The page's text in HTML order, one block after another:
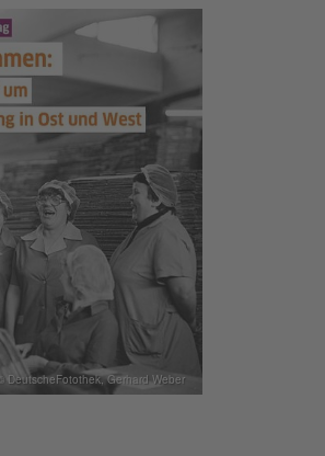
DeutscheFotothek, Gerhard Weber